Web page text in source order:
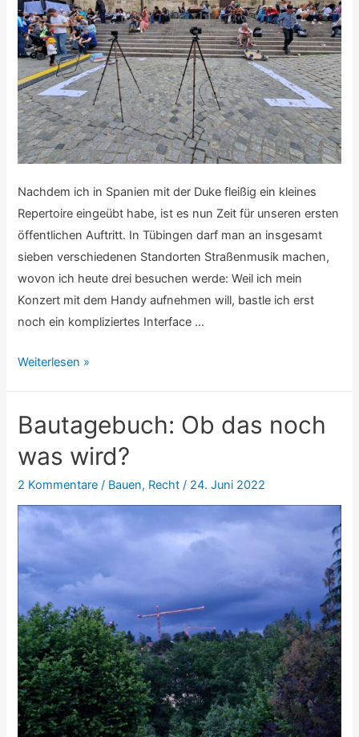
Nachdem ich in Spanien mit der Duke fleißig ein kleines
Repertoire eingeübt habe, ist es nun Zeit für unseren ersten
öffentlichen Auftritt. In Tübingen darf man an insgesamt
sieben verschiedenen Standorten Straßenmusik machen,
wovon ich heute drei besuchen werde: Weil ich mein
Konzert mit dem Handy aufnehmen will, bastle ich erst
noch ein kompliziertes Interface …
Konzert
Stiftskirche
Weiterlesen »
Bautagebuch: Ob das noch
was wird?
2 Kommentare / Bauen, Recht / 24. Juni 2022